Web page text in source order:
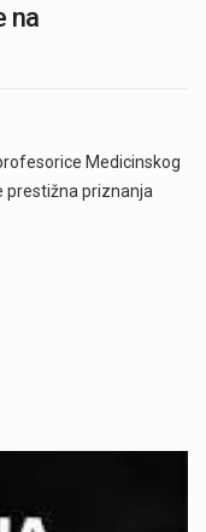
na
Medicinskog
prestižna priznanja